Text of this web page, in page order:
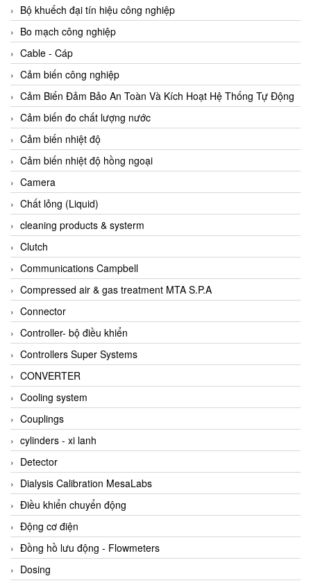
AGR International Vietnam
Aichi Tokei Denki Vietnam
Aii Vietnam
AIKOH
AINUO Vietnam
AIR MAJOR
Aira Euro Automation
Airtac Vietnam
Airtec Vietnam
AI-Tek Vietnam
Akerstroms Viet Nam
AKO Armaturen & Separationstechnik
AKO Armaturen & Separationstechnik Vietnam
AKUSENSE
ALA OFFICINE SPA
Albrecht-Automatik Viet Nam
Allen Bradley Vietnam
Alpha Moisture Vietnam
Alpha-Achem Vietnam
Alphino
ALRE-IT Vietnam
Altech
Amarillo Gear
Ametek
AMPTRON Vietnam
AND Vietnam
ANDERSON-NEGELE
Bộ khuếch đại tín hiệu công nghiệp
Bo mạch công nghiệp
Cable - Cáp
Cảm biến công nghiệp
Cảm Biến Đảm Bảo An Toàn Và Kích Hoạt Hệ Thống Tự Động
Cảm biến đo chất lượng nước
Cảm biến nhiệt độ
Cảm biến nhiệt độ hồng ngoại
Camera
Chất lỏng (Liquid)
cleaning products & systerm
Clutch
Communications Campbell
Compressed air & gas treatment MTA S.P.A
Connector
Controller- bộ điều khiển
Controllers Super Systems
CONVERTER
Cooling system
Couplings
cylinders - xi lanh
Detector
Dialysis Calibration MesaLabs
Điều khiển chuyển động
Động cơ điện
Đồng hồ lưu động - Flowmeters
Dosing